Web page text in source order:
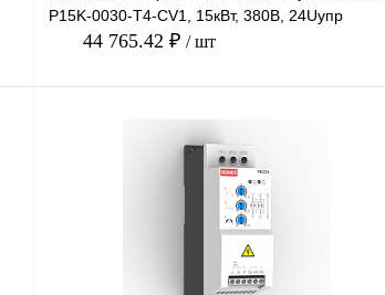
P15K-0030-T4-CV1, 15кВт, 380В, 24Uупр
44 765.42 ₽ / шт
Сравнение
Под заказ